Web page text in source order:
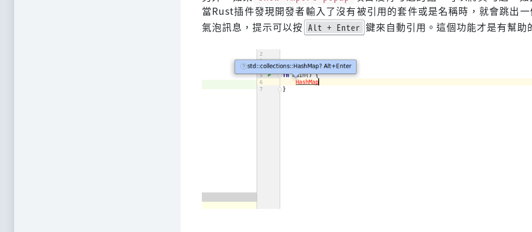
當Rust插件發現開發者輸入了沒有被引用的套件或是名稱時，就會跳出一
氣泡訊息，提示可以按 Alt + Enter 鍵來自動引用。這個功能才是有幫助